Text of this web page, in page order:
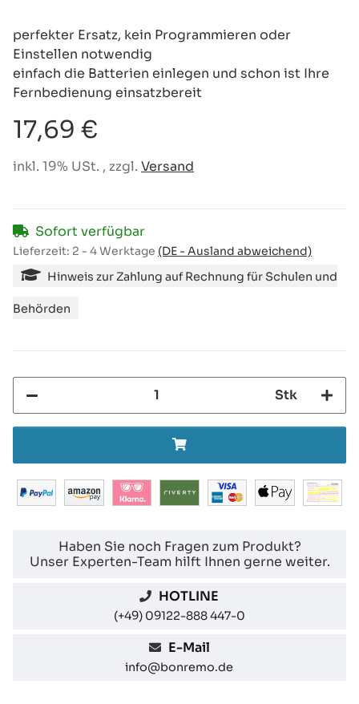
perfekter Ersatz, kein Programmieren oder
Einstellen notwendig
einfach die Batterien einlegen und schon ist Ihre
Fernbedienung einsatzbereit
17,69 €
inkl. 19% USt. , zzgl. Versand
Sofort verfügbar
Lieferzeit: 2 - 4 Werktage (DE - Ausland abweichend)
Hinweis zur Zahlung auf Rechnung für Schulen und
Behörden
Stk
Haben Sie noch Fragen zum Produkt?
Unser Experten-Team hilft Ihnen gerne weiter.
HOTLINE
(+49) 09122-888 447-0
E-Mail
info@bonremo.de